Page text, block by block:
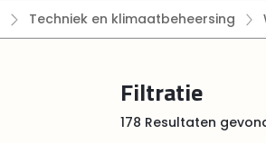
Techniek en klimaatbeheersing
Filtratie
178 Resultaten